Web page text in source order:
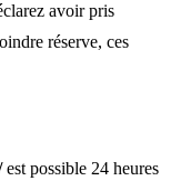
avoir pris
réserve, ces
est possible 24 heures